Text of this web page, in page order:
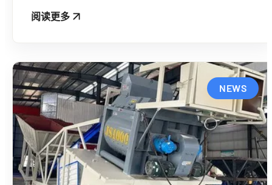
阅读更多
: US TARIFF SHIFTS: IMPACT ON CONCRETE
NEWS